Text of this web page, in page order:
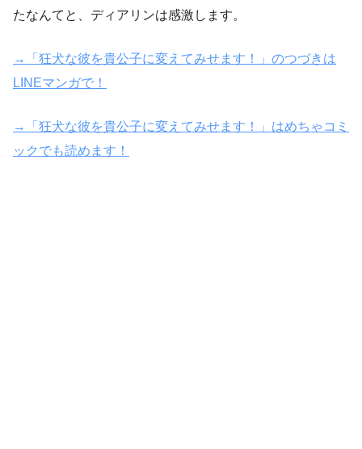
たなんてと、ディアリンは感激します。
→「狂犬な彼を貴公子に変えてみせます！」のつづきは
LINEマンガで！
→「狂犬な彼を貴公子に変えてみせます！」はめちゃコミ
ックでも読めます！